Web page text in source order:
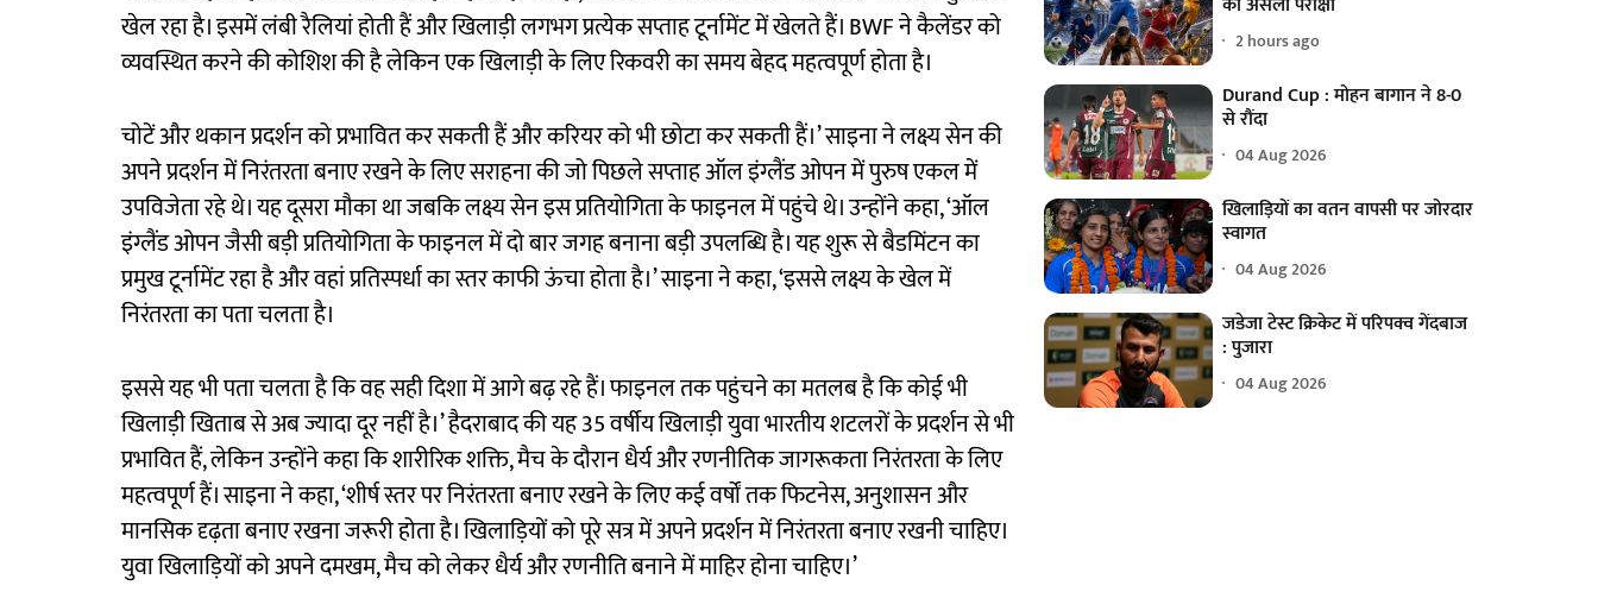
खेल रहा है। इसमें लंबी रैलियां होती हैं और खिलाड़ी लगभग प्रत्येक सप्ताह टूर्नामेंट में खेलते हैं। BWF ने कैलेंडर को
व्यवस्थित करने की कोशिश की है लेकिन एक खिलाड़ी के लिए रिकवरी का समय बेहद महत्वपूर्ण होता है।
चोटें और थकान प्रदर्शन को प्रभावित कर सकती हैं और करियर को भी छोटा कर सकती हैं।’ साइना ने लक्ष्य सेन की
अपने प्रदर्शन में निरंतरता बनाए रखने के लिए सराहना की जो पिछले सप्ताह ऑल इंग्लैंड ओपन में पुरुष एकल में
उपविजेता रहे थे। यह दूसरा मौका था जबकि लक्ष्य सेन इस प्रतियोगिता के फाइनल में पहुंचे थे। उन्होंने कहा, ‘ऑल
इंग्लैंड ओपन जैसी बड़ी प्रतियोगिता के फाइनल में दो बार जगह बनाना बड़ी उपलब्धि है। यह शुरू से बैडमिंटन का
प्रमुख टूर्नामेंट रहा है और वहां प्रतिस्पर्धा का स्तर काफी ऊंचा होता है।’ साइना ने कहा, ‘इससे लक्ष्य के खेल में
निरंतरता का पता चलता है।
इससे यह भी पता चलता है कि वह सही दिशा में आगे बढ़ रहे हैं। फाइनल तक पहुंचने का मतलब है कि कोई भी
खिलाड़ी खिताब से अब ज्यादा दूर नहीं है।’ हैदराबाद की यह 35 वर्षीय खिलाड़ी युवा भारतीय शटलरों के प्रदर्शन से भी
प्रभावित हैं, लेकिन उन्होंने कहा कि शारीरिक शक्ति, मैच के दौरान धैर्य और रणनीतिक जागरूकता निरंतरता के लिए
महत्वपूर्ण हैं। साइना ने कहा, ‘शीर्ष स्तर पर निरंतरता बनाए रखने के लिए कई वर्षों तक फिटनेस, अनुशासन और
मानसिक दृढ़ता बनाए रखना जरूरी होता है। खिलाड़ियों को पूरे सत्र में अपने प्रदर्शन में निरंतरता बनाए रखनी चाहिए।
युवा खिलाड़ियों को अपने दमखम, मैच को लेकर धैर्य और रणनीति बनाने में माहिर होना चाहिए।’
2 hours ago
Durand Cup : मोहन बागान ने 8-0
से रौंदा
04 Aug 2026
खिलाड़ियों का वतन वापसी पर जोरदार
स्वागत
04 Aug 2026
जडेजा टेस्ट क्रिकेट में परिपक्व गेंदबाज
: पुजारा
04 Aug 2026